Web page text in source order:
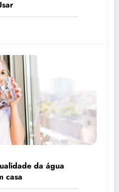
da água
casa